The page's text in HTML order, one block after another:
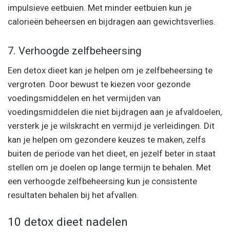
impulsieve eetbuien. Met minder eetbuien kun je
calorieën beheersen en bijdragen aan gewichtsverlies.
7. Verhoogde zelfbeheersing
Een detox dieet kan je helpen om je zelfbeheersing te
vergroten. Door bewust te kiezen voor gezonde
voedingsmiddelen en het vermijden van
voedingsmiddelen die niet bijdragen aan je afvaldoelen,
versterk je je wilskracht en vermijd je verleidingen. Dit
kan je helpen om gezondere keuzes te maken, zelfs
buiten de periode van het dieet, en jezelf beter in staat
stellen om je doelen op lange termijn te behalen. Met
een verhoogde zelfbeheersing kun je consistente
resultaten behalen bij het afvallen.
10 detox dieet nadelen